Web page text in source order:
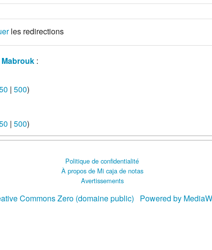
les redirections
:
| 500)
| 500)
Politique de confidentialité
À propos de Mi caja de notas
Avertissements
Commons Zero (domaine public) Powered by